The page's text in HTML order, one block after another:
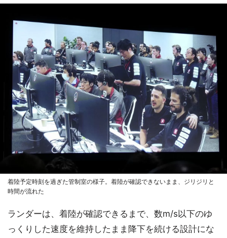
着陸予定時刻を過ぎた管制室の様子。着陸が確認できないまま、ジリジリと
時間が流れた
ランダーは、着陸が確認できるまで、数m/s以下のゆ
っくりした速度を維持したまま降下を続ける設計にな